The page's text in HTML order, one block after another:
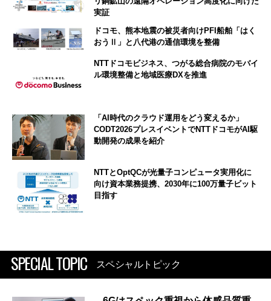
実証
ドコモ、熊本地震の被災者向けPFI船舶「はく
おうⅡ」と八代港の通信環境を整備
NTTドコモビジネス、つがる総合病院のモバイ
ル環境整備と地域医療DXを推進
「AI時代のクラウド運用をどう変えるか」
CODT2026プレスイベントでNTTドコモがAI駆
動開発の成果を紹介
NTTとOptQCが光量子コンピュータ実用化に
向け資本業務提携、2030年に100万量子ビット
目指す
SPECIAL TOPIC スペシャルトピック